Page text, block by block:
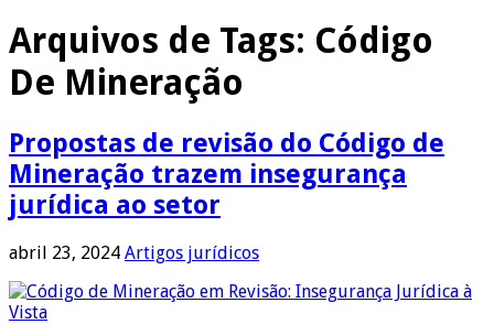
Arquivos de Tags: Código
De Mineração
Propostas de revisão do Código de
Mineração trazem insegurança
jurídica ao setor
abril 23, 2024 Artigos jurídicos